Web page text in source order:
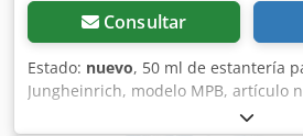
Consultar
Estado: nuevo, 50 ml de estantería
Jungheinrich, modelo MPB, artículo
ver imágenes Altura: 9 m